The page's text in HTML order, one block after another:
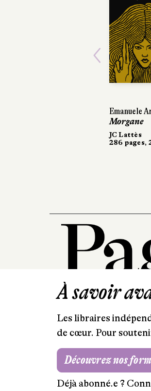
Emanuele
Morgane
JC Lattès
286 pages,
Mentions légales
À savoir
Les libraires
de cœur. Pour
Découvrez nos
Déjà abonné.e ?